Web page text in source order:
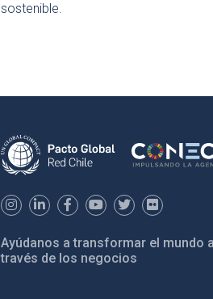
sostenible.
Ayúdanos a transformar el mundo a
través de los negocios